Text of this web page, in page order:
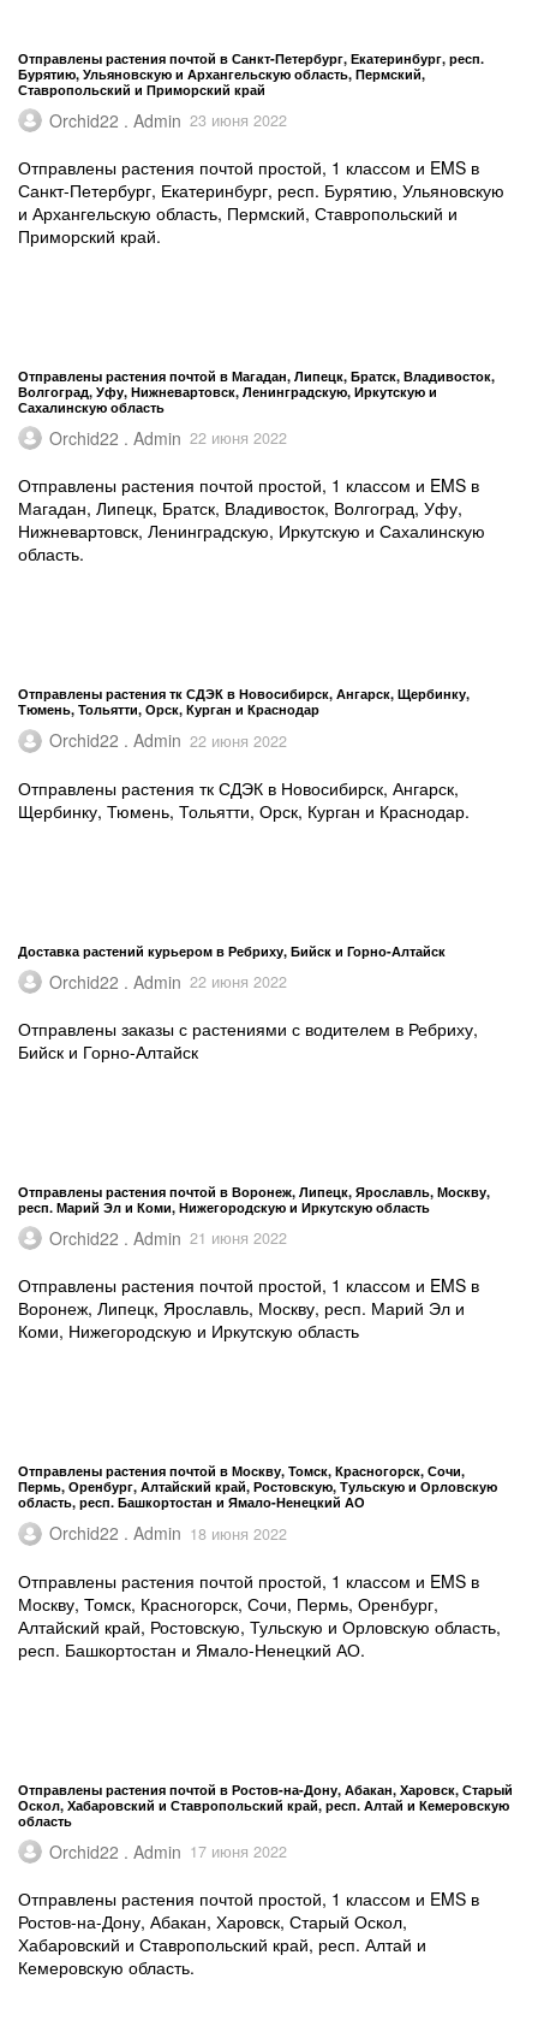
Отправлены растения почтой в Санкт-Петербург, Екатеринбург, респ.
Бурятию, Ульяновскую и Архангельскую область, Пермский,
Ставропольский и Приморский край
Orchid22 . Admin 23 июня 2022
Отправлены растения почтой простой, 1 классом и EMS в
Санкт-Петербург, Екатеринбург, респ. Бурятию, Ульяновскую
и Архангельскую область, Пермский, Ставропольский и
Приморский край.
Отправлены растения почтой в Магадан, Липецк, Братск, Владивосток,
Волгоград, Уфу, Нижневартовск, Ленинградскую, Иркутскую и
Сахалинскую область
Orchid22 . Admin 22 июня 2022
Отправлены растения почтой простой, 1 классом и EMS в
Магадан, Липецк, Братск, Владивосток, Волгоград, Уфу,
Нижневартовск, Ленинградскую, Иркутскую и Сахалинскую
область.
Отправлены растения тк СДЭК в Новосибирск, Ангарск, Щербинку,
Тюмень, Тольятти, Орск, Курган и Краснодар
Orchid22 . Admin 22 июня 2022
Отправлены растения тк СДЭК в Новосибирск, Ангарск,
Щербинку, Тюмень, Тольятти, Орск, Курган и Краснодар.
Доставка растений курьером в Ребриху, Бийск и Горно-Алтайск
Orchid22 . Admin 22 июня 2022
Отправлены заказы с растениями с водителем в Ребриху,
Бийск и Горно-Алтайск
Отправлены растения почтой в Воронеж, Липецк, Ярославль, Москву,
респ. Марий Эл и Коми, Нижегородскую и Иркутскую область
Orchid22 . Admin 21 июня 2022
Отправлены растения почтой простой, 1 классом и EMS в
Воронеж, Липецк, Ярославль, Москву, респ. Марий Эл и
Коми, Нижегородскую и Иркутскую область
Отправлены растения почтой в Москву, Томск, Красногорск, Сочи,
Пермь, Оренбург, Алтайский край, Ростовскую, Тульскую и Орловскую
область, респ. Башкортостан и Ямало-Ненецкий АО
Orchid22 . Admin 18 июня 2022
Отправлены растения почтой простой, 1 классом и EMS в
Москву, Томск, Красногорск, Сочи, Пермь, Оренбург,
Алтайский край, Ростовскую, Тульскую и Орловскую область,
респ. Башкортостан и Ямало-Ненецкий АО.
Отправлены растения почтой в Ростов-на-Дону, Абакан, Харовск, Старый
Оскол, Хабаровский и Ставропольский край, респ. Алтай и Кемеровскую
область
Orchid22 . Admin 17 июня 2022
Отправлены растения почтой простой, 1 классом и EMS в
Ростов-на-Дону, Абакан, Харовск, Старый Оскол,
Хабаровский и Ставропольский край, респ. Алтай и
Кемеровскую область.